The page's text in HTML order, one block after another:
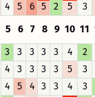
4 5 6 5 2 5
3
5 6 7 8 9 10 11
3 3 3 3 3 4
2
4 3 3 3 3 5
3
4 5 4 3 3 4
3